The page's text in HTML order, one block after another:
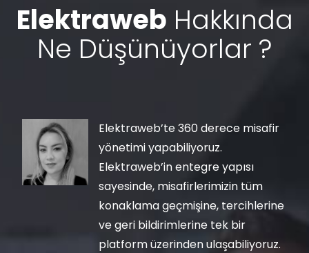
Elektraweb Hakkında
Ne Düşünüyorlar ?
Elektraweb’te 360 derece misafir
yönetimi yapabiliyoruz.
Elektraweb’in entegre yapısı
sayesinde, misafirlerimizin tüm
konaklama geçmişine, tercihlerine
ve geri bildirimlerine tek bir
platform üzerinden ulaşabiliyoruz.